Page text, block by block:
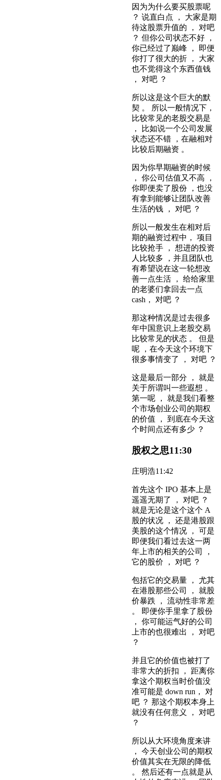
因为为什么要买股票呢
？ 说直白点 ， 大家是期
待这股票升值的 ， 对吧
？ 但你公司状态不好 ，
你已经过了巅峰 ， 即便
你打了很大的折 ， 大家
也不觉得这个东西值钱
， 对吧 ？
所以这是这个巨大的默
契 。 所以一般情况下，
比较常见的老股交易是
， 比如说一个公司发展
状态还不错 ，在融相对
比较后期融资 。
因为你早期融资的时候
， 你公司估值又不高 ，
你即便卖了股份 ，也没
有拿到能够让团队改善
生活的钱 ， 对吧 ？
所以一般发生在相对后
期的融资过程中， 项目
比较抢手 ， 想进的投资
人比较多 ，并且团队也
有希望说在这一轮想改
善一点生活 ， 给给家里
的老婆们拿回去一点
cash， 对吧 ？
那这种情况是过去很多
年中国意识上老股交易
比较常见的状态 。 但是
呢 ，在今天这个环境下
很多事情变了 ， 对吧 ？
这是最后一部分 ， 就是
关于所谓叫一些遐想 。
第一呢 ， 就是我们看整
个市场创业公司的期权
的价值 ， 到底在今天这
个时间点还有多少 ？
股权之思11:30
庄明浩11:42
首先这个 IPO 基本上是
遥遥无期了 ， 对吧 ？
就是无论是这个这个 A
股的状况 ， 还是港股跟
美股的这个情况 ， 可是
即便我们看过去这一两
年上市的相关的公司 ，
它的股价 ， 对吧 ？
包括它的交易量 ， 尤其
在港股那些公司 ， 就股
价暴跌 ， 流动性非常差
。 即便你手里拿了股份
， 你可能运气好的公司
上市的也很难出 ， 对吧
？
并且它的价值也被打了
非常大的折扣 ， 距离你
拿这个期权当时价值没
准可能是 down run， 对
吧 ？ 那这个期权本身上
就没有任何意义 ， 对吧
？
所以从大环境角度来讲
， 今天创业公司的期权
价值其实在无限的降低
。 然后还有一点就是从